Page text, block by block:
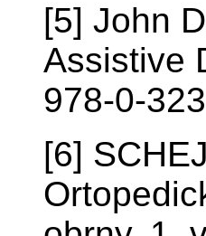
[5] John
Assistive
978-0-
[6]